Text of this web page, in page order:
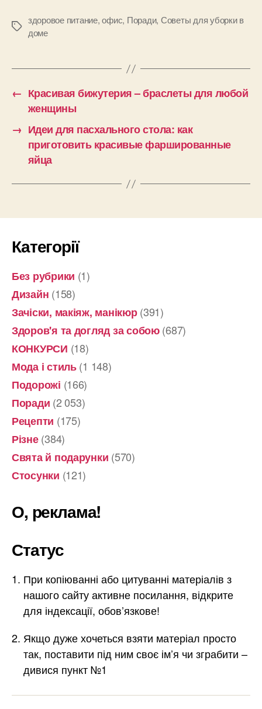
Позначки
здоровое питание,офис, Поради, Советы для уборки в
доме
← Красивая бижутерия – браслеты для любой
женщины
→ Идеи для пасхального стола: как
приготовить красивые фаршированные
яйца
Категорії
Без рубрики (1)
Дизайн (158)
Зачіски, макіяж, манікюр(391)
Здоров'я та догляд за собою(687)
КОНКУРСИ (18)
Мода і стиль(1 148)
Подорожі (166)
Поради (2 053)
Рецепти (175)
Різне(384)
Свята й подарунки (570)
Стосунки (121)
О, реклама!
Статус
При копіюванні або цитуванні матеріалів з
нашого сайту активне посилання, відкрите
для індексації, обов’язкове!
Якщо дуже хочеться взяти матеріал просто
так, поставити під ним своє ім’я чи зграбити –
дивися пункт №1